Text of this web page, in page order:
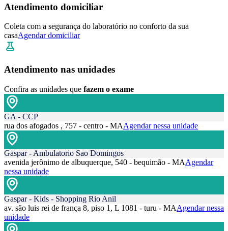
Atendimento domiciliar
Coleta com a segurança do laboratório no conforto da sua
casaAgendar domiciliar
Atendimento nas unidades
Confira as unidades que fazem o exame
GA - CCP
rua dos afogados , 757 - centro - MAAgendar nessa unidade
Gaspar - Ambulatorio Sao Domingos
avenida jerônimo de albuquerque, 540 - bequimão - MAAgendar
nessa unidade
Gaspar - Kids - Shopping Rio Anil
av. são luis rei de frança 8, piso 1, L 1081 - turu - MAAgendar nessa
unidade